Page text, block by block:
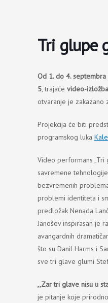
Tri glupe
Od 1. do 4. septembra
5, trajaće video-
otvaranje je zakazano
Projekcija će biti
programskog luka
Video performans „Tri
savremene
bezvremenih
problemi identiteta i
predložak Nenada
Janošev inspirasan je
avangardnih
što su Danil Harms i
sve tri glave glumi
,,Zar tri glave nisu u
je pitanje koje